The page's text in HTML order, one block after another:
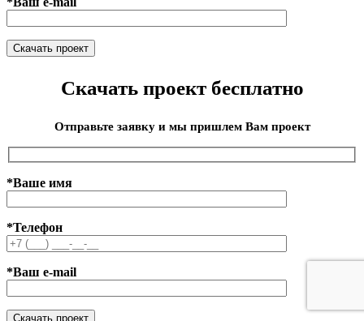
Скачать проект бесплатно
Отправьте заявку и мы пришлем Вам проект
*Ваше имя
*Телефон
*Ваш e-mail